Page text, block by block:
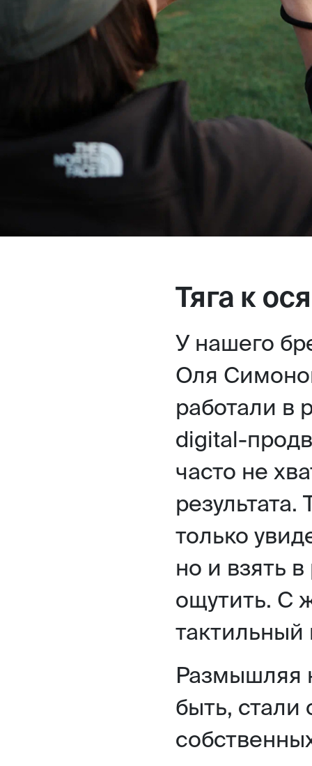
Тяга к
У нашего
Оля
работали в
digital-
часто не
только
но и взять
ощутить. С
тактильный
Размышляя
быть, стали